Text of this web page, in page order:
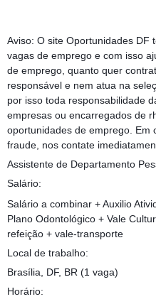
Aviso: O site Oportunidades DF
vagas de emprego e com isso
de emprego, quanto quer
responsável e nem atua na
por isso toda responsabilidade
empresas ou encarregados de
oportunidades de emprego. Em
fraude, nos contate
Assistente de Departamento
Salário:
Salário a combinar + Auxilio
Plano Odontológico + Vale
refeição + vale-transporte
Local de trabalho:
Brasília, DF, BR (1 vaga)
Horário: